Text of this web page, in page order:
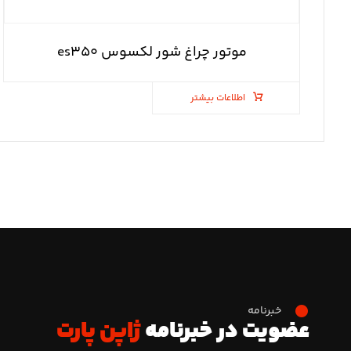
موتور چراغ شور لکسوس es۳۵۰
اطلاعات بیشتر
خبرنامه
عضویت در خبرنامهژاپن پارت